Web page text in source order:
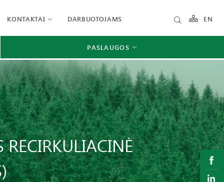
KONTAKTAI DARBUOTOJAMS EN
PASLAUGOS